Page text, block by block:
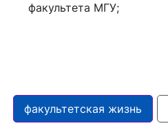
факультета МГУ;
факультетская жизнь